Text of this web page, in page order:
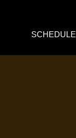
SCHEDULE